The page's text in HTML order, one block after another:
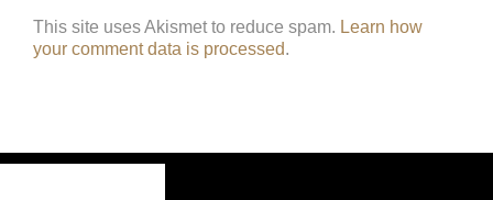
This site uses Akismet to reduce spam. Learn how
your comment data is processed.